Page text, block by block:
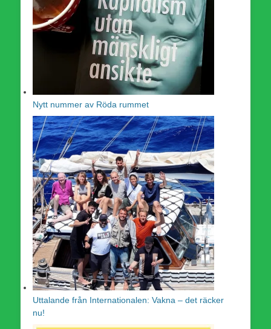
Nytt nummer av Röda rummet
Uttalande från Internationalen: Vakna – det räcker
nu!